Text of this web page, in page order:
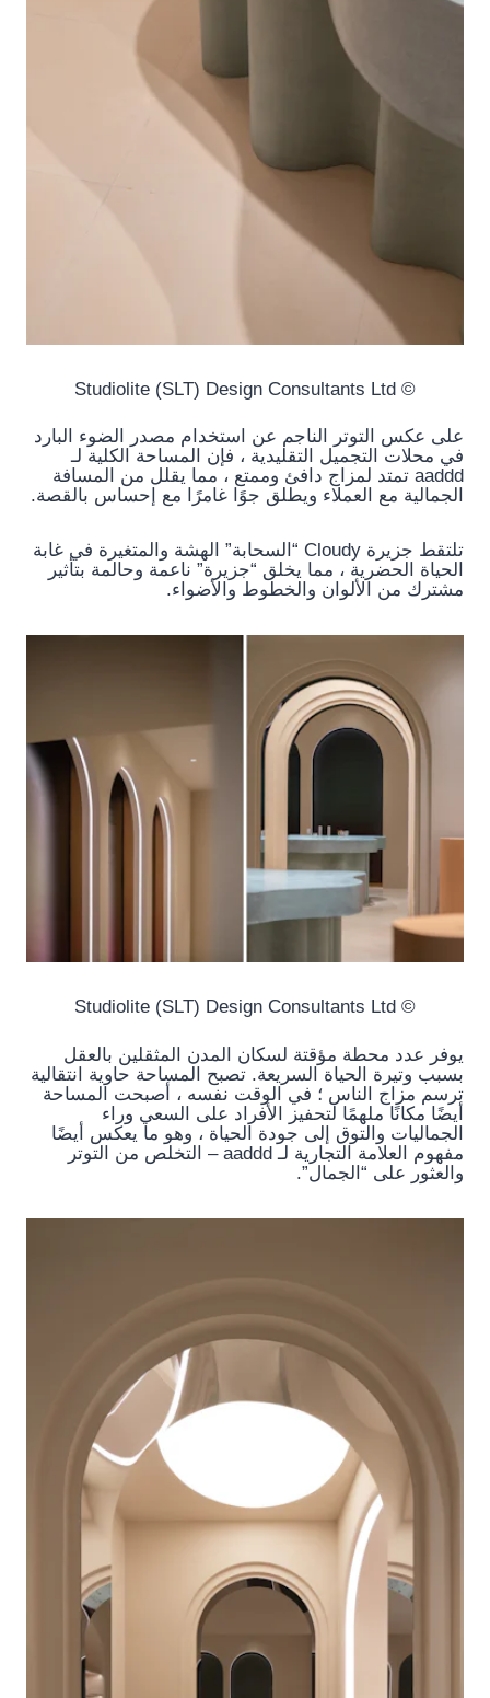
© Studiolite (SLT) Design Consultants Ltd
على عكس التوتر الناجم عن استخدام مصدر الضوء البارد
في محلات التجميل التقليدية ، فإن المساحة الكلية لـ
aaddd تمتد لمزاج دافئ وممتع ، مما يقلل من المسافة
الجمالية مع العملاء ويطلق جوًا غامرًا مع إحساس بالقصة.
تلتقط جزيرة Cloudy “السحابة” الهشة والمتغيرة في غابة
الحياة الحضرية ، مما يخلق “جزيرة” ناعمة وحالمة بتأثير
مشترك من الألوان والخطوط والأضواء.
© Studiolite (SLT) Design Consultants Ltd
يوفر عدد محطة مؤقتة لسكان المدن المثقلين بالعقل
بسبب وتيرة الحياة السريعة. تصبح المساحة حاوية انتقالية
ترسم مزاج الناس ؛ في الوقت نفسه ، أصبحت المساحة
أيضًا مكانًا ملهمًا لتحفيز الأفراد على السعي وراء
الجماليات والتوق إلى جودة الحياة ، وهو ما يعكس أيضًا
مفهوم العلامة التجارية لـ aaddd – التخلص من التوتر
والعثور على “الجمال”.